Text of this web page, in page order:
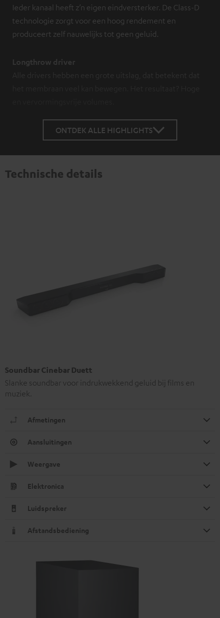
Ieder kanaal heeft z’n eigen eindversterker. De Class-D
technologie zorgt voor een hoog rendement en
produceert zelf nauwelijks tot geen geluid.
Longthrow driver
ONTDEK ALLE HIGHLIGHTS
Technische details
Soundbar Cinebar Duett
Slanke soundbar voor indrukwekkend geluid bij films en
muziek.
Afmetingen
Aansluitingen
Weergave
Elektronica
Luidspreker
Afstandsbediening